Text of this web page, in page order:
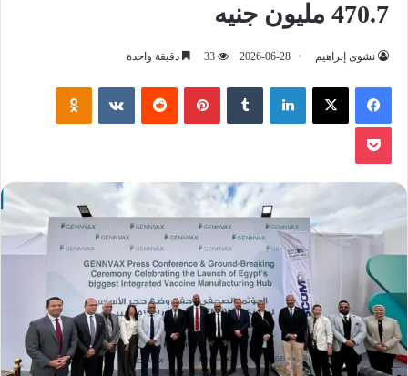
470.7 مليون جنيه
نشوى إبراهيم 2026-06-28
33 دقيقة واحدة
فيسبوك ‫X لينكدإن بينتيريست